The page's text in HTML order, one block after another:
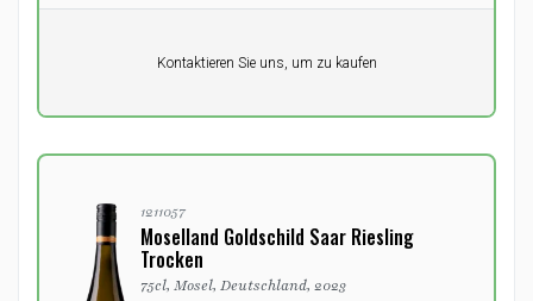
Kontaktieren Sie uns, um zu kaufen
1211057
Moselland Goldschild Saar Riesling
Trocken
75cl, Mosel, Deutschland, 2023